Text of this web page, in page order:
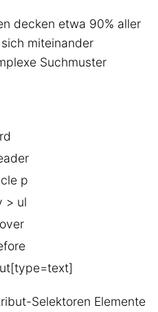
decken etwa 90% aller
miteinander
Suchmuster
p
> ul
Selektoren Elemente